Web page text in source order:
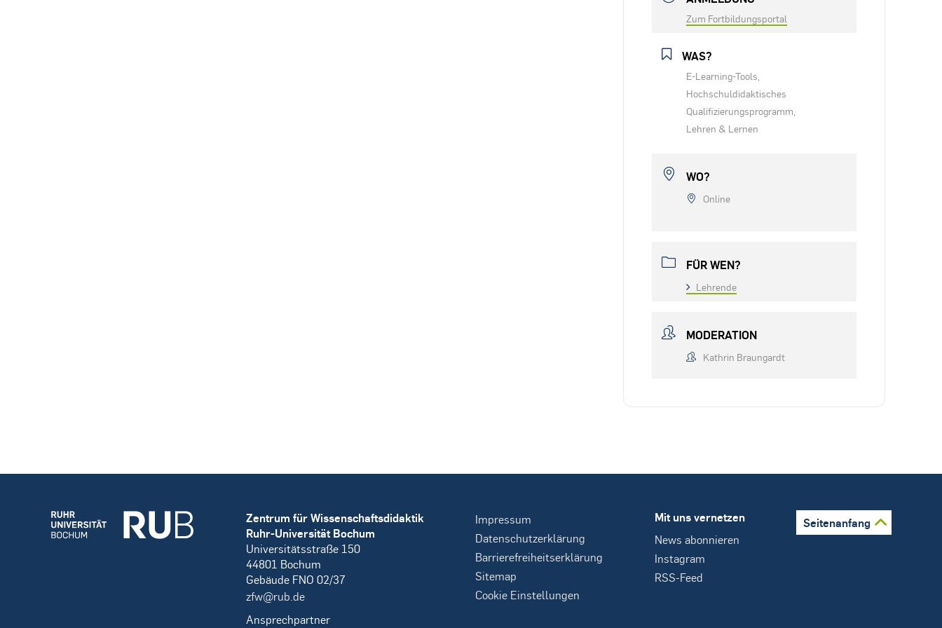
Zum Fortbildungsportal
WAS?
E-Learning-Tools,
Hochschuldidaktisches
Qualifizierungsprogramm,
Lehren & Lernen
WO?
Online
FÜR WEN?
Lehrende
MODERATION
Kathrin Braungardt
Zentrum für Wissenschaftsdidaktik
Ruhr-Universität Bochum
Universitätsstraße 150
44801 Bochum
Gebäude FNO 02/37
zfw@rub.de
Ansprechpartner
Impressum
Datenschutzerklärung
Barrierefreiheitserklärung
Sitemap
Cookie Einstellungen
Mit uns vernetzen
News abonnieren
Instagram
RSS-Feed
Seitenanfang